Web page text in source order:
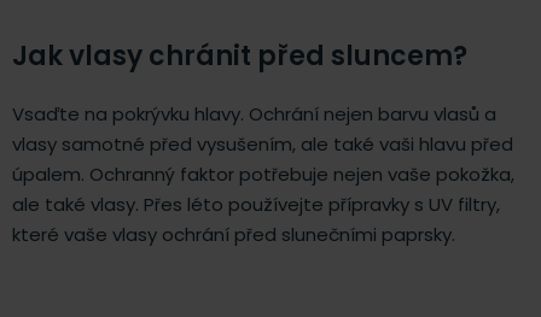
Jak vlasy chránit před sluncem?
Vsaďte na pokrývku hlavy. Ochrání nejen barvu vlasů a
vlasy samotné před vysušením, ale také vaši hlavu před
úpalem. Ochranný faktor potřebuje nejen vaše pokožka,
ale také vlasy. Přes léto používejte přípravky s UV filtry,
které vaše vlasy ochrání před slunečními paprsky.